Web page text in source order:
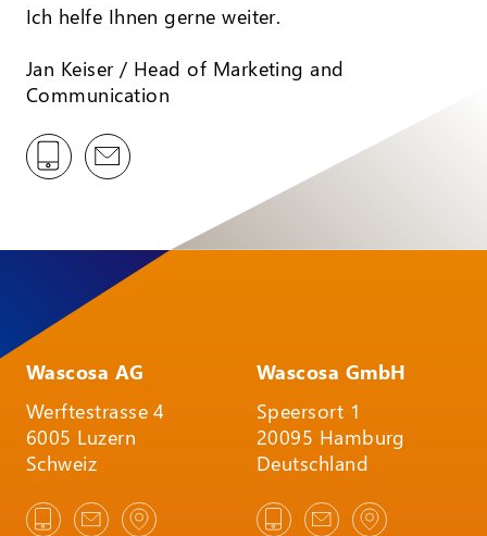
Ich helfe Ihnen gerne weiter.
Jan Keiser / Head of Marketing and
Communication
Wascosa AG
Werftestrasse 4
6005 Luzern
Schweiz
Wascosa GmbH
Speersort 1
20095 Hamburg
Deutschland